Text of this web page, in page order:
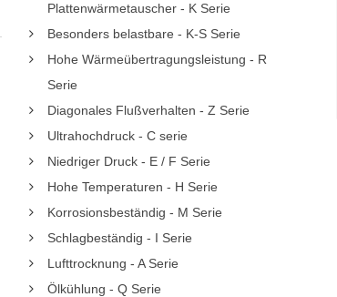
Plattenwärmetauscher - K Serie
Besonders belastbare - K-S Serie
Hohe Wärmeübertragungsleistung - R
Serie
Diagonales Flußverhalten - Z Serie
Ultrahochdruck - C serie
Niedriger Druck - E / F Serie
Hohe Temperaturen - H Serie
Korrosionsbeständig - M Serie
Schlagbeständig - I Serie
Lufttrocknung - A Serie
Ölkühlung - Q Serie